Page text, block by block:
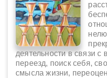
деятельности в связи
переезд, поиск себя,
смысла жизни,